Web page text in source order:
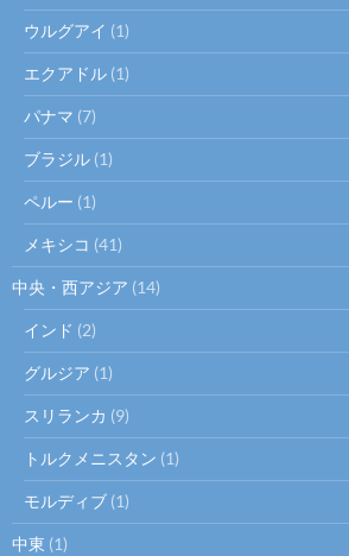
ウルグアイ (1)
エクアドル (1)
パナマ (7)
ブラジル (1)
ペルー (1)
メキシコ (41)
中央・西アジア (14)
インド (2)
グルジア (1)
スリランカ (9)
トルクメニスタン (1)
モルディブ (1)
中東 (1)